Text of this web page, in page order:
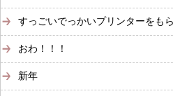
すっごいでっかいプリンターをもら
おわ！！！
新年